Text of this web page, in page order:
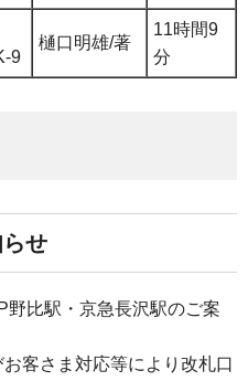
9
樋口明雄/著
11時間9
分
せ
比駅・京急長沢駅のご案
客さま対応等により改札口